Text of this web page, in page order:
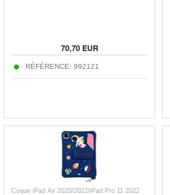
70,70EUR
RÉFÉRENCE: 992121
Coque iPad Air 2020/2022/iPad Pro 11 2022